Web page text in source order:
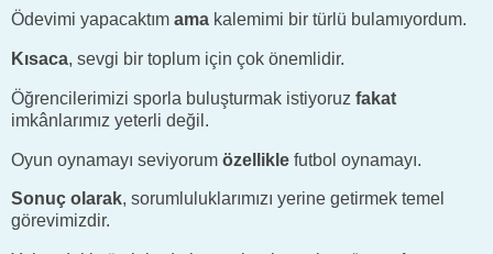
Ödevimi yapacaktım ama kalemimi bir türlü bulamıyordum.
Kısaca, sevgi bir toplum için çok önemlidir.
Öğrencilerimizi sporla buluşturmak istiyoruz fakat
imkânlarımız yeterli değil.
Oyun oynamayı seviyorum özellikle futbol oynamayı.
Sonuç olarak, sorumluluklarımızı yerine getirmek temel
görevimizdir.